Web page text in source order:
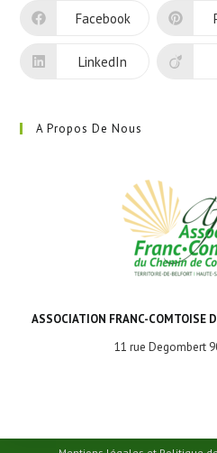
nouvel
Facebook
LinkedIn
A Propos De Nous
ASSOCIATION FRANC-COMTOISE
11 rue Degombert